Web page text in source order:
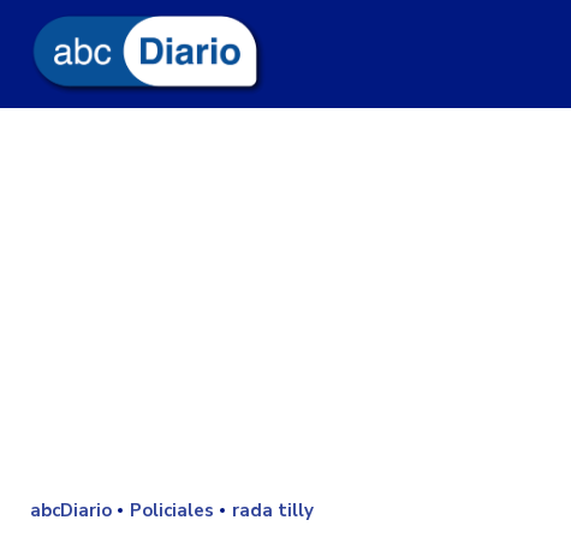
abcDiario Policiales rada tilly